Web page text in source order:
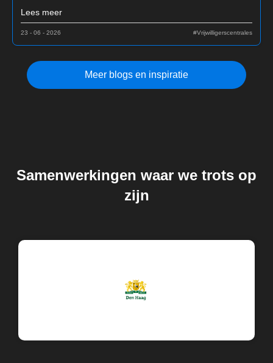
Lees meer
23 - 06 - 2026 #Vrijwilligerscentrales
Meer blogs en inspiratie
Samenwerkingen waar we trots op
zijn